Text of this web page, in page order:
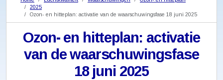
2025
Ozon- en hitteplan: activatie van de waarschuwingsfase 18 juni 2025
Ozon- en hitteplan: activatie
van de waarschuwingsfase
18 juni 2025